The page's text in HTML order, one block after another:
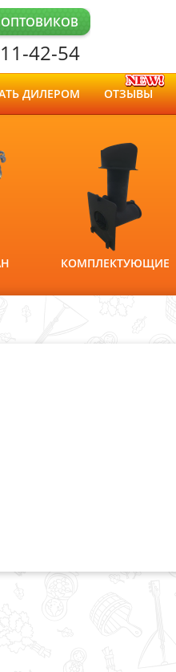
42-54
ДИЛЕРОМ ОТЗЫВЫ
КОМПЛЕКТУЮЩИЕ